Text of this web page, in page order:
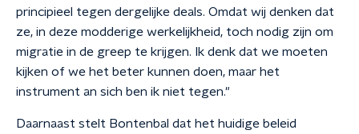
principieel tegen dergelijke deals. Omdat wij denken dat
ze, in deze modderige werkelijkheid, toch nodig zijn om
migratie in de greep te krijgen. Ik denk dat we moeten
kijken of we het beter kunnen doen, maar het
instrument an sich ben ik niet tegen."
Daarnaast stelt Bontenbal dat het huidige beleid